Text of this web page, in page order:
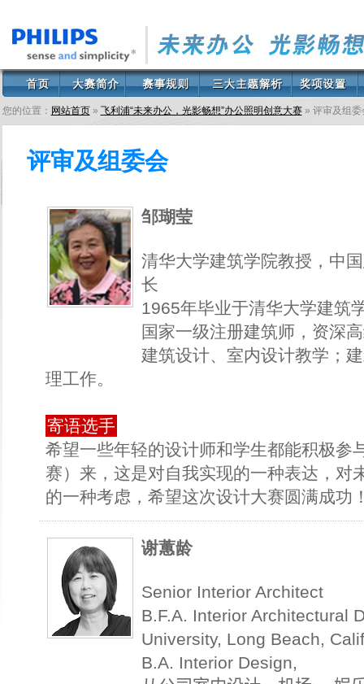
您的位置： 网站首页» 飞利浦“未来办公，光影畅想”办公照明创意大赛» 评审及组委
评审及组委会
邹瑚莹
清华大学建筑学院教授，中
长
1965年毕业于清华大学建筑
国家一级注册建筑师，资深
建筑设计、室内设计教学；
理工作。
寄语选手
希望一些年轻的设计师和学生都能积极参
赛）来，这是对自我实现的一种表达，对
的一种考虑，希望这次设计大赛圆满成功
谢蕙龄
Senior Interior Architect
B.F.A. Interior Architectural
University, Long Beach,
B.A. Interior Design,